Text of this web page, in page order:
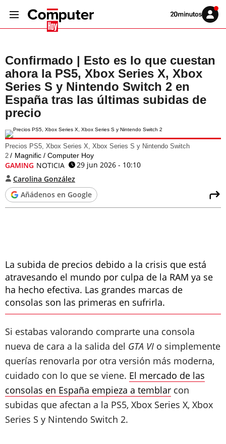
Volver
Iniciar
sesión
Confirmado | Esto es lo que cuestan
ahora la PS5, Xbox Series X, Xbox
Series S y Nintendo Switch 2 en
España tras las últimas subidas de
precio
Precios PS5, Xbox Series X, Xbox Series S y Nintendo Switch
2
Magnific / Computer Hoy
GAMING NOTICIA
29 jun 2026 - 10:10
Carolina González
Añádenos en Google
La subida de precios debido a la crisis que está
atravesando el mundo por culpa de la RAM ya se
ha hecho efectiva. Las grandes marcas de
consolas son las primeras en sufrirla.
Si estabas valorando comprarte una consola
nueva de cara a la salida del GTA VI o simplemente
querías renovarla por otra versión más moderna,
cuidado con lo que se viene. El mercado de las
consolas en España empieza a temblar con
subidas que afectan a la PS5, Xbox Series X, Xbox
Series S y Nintendo Switch 2.